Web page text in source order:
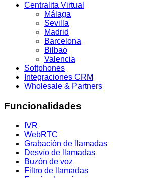
Centralita Virtual
Málaga
Sevilla
Madrid
Barcelona
Bilbao
Valencia
Softphones
Integraciones CRM
Wholesale & Partners
Funcionalidades
IVR
WebRTC
Grabación de llamadas
Desvío de llamadas
Buzón de voz
Filtro de llamadas